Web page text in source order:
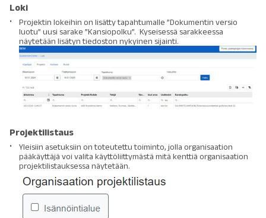
Loki
Projektin lokeihin on lisätty tapahtumalle ”Dokumentin versio
luotu” uusi sarake ”Kansiopolku”. Kyseisessä sarakkeessa
näytetään lisätyn tiedoston nykyinen sijainti.
Projektilistaus
Yleisiin asetuksiin on toteutettu toiminto, jolla organisaation
pääkäyttäjä voi valita käyttöliittymästä mitä kenttiä organisaation
projektilistauksessa näytetään.